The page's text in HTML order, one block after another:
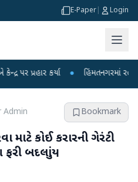
E-Paper Login
કર્યા ● હિંમતનગરમાં રહસ્યમય
Admin Bookmark
માટે કોઈ કરારની ગેરંટી
બદલાયું